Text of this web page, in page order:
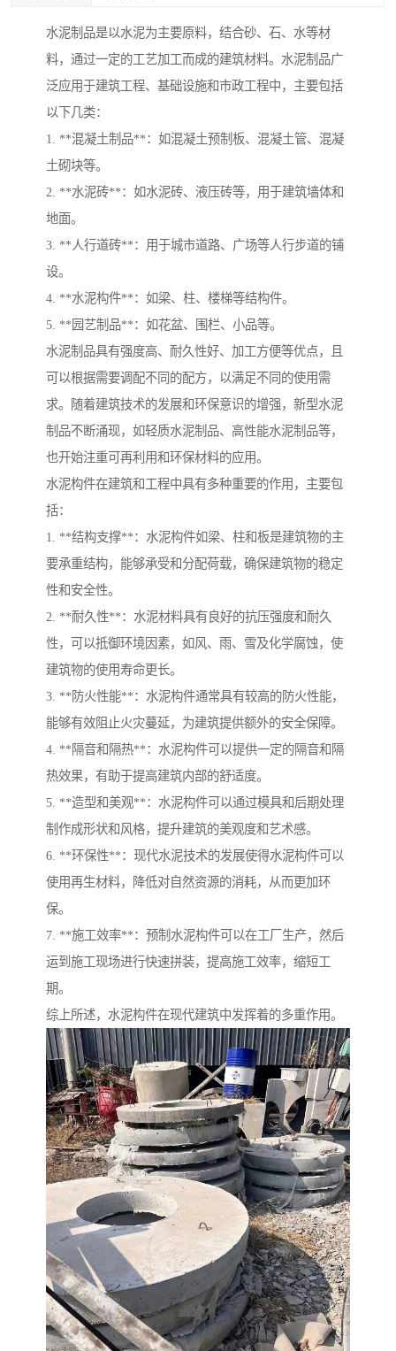
水泥制品是以水泥为主要原料，结合砂、石、水等材
料，通过一定的工艺加工而成的建筑材料。水泥制品广
泛应用于建筑工程、基础设施和市政工程中，主要包括
以下几类：
1. **混凝土制品**：如混凝土预制板、混凝土管、混凝
土砌块等。
2. **水泥砖**：如水泥砖、液压砖等，用于建筑墙体和
地面。
3. **人行道砖**：用于城市道路、广场等人行步道的铺
设。
4. **水泥构件**：如梁、柱、楼梯等结构件。
5. **园艺制品**：如花盆、围栏、小品等。
水泥制品具有强度高、耐久性好、加工方便等优点，且
可以根据需要调配不同的配方，以满足不同的使用需
求。随着建筑技术的发展和环保意识的增强，新型水泥
制品不断涌现，如轻质水泥制品、高性能水泥制品等，
也开始注重可再利用和环保材料的应用。
水泥构件在建筑和工程中具有多种重要的作用，主要包
括：
1. **结构支撑**：水泥构件如梁、柱和板是建筑物的主
要承重结构，能够承受和分配荷载，确保建筑物的稳定
性和安全性。
2. **耐久性**：水泥材料具有良好的抗压强度和耐久
性，可以抵御环境因素，如风、雨、雪及化学腐蚀，使
建筑物的使用寿命更长。
3. **防火性能**：水泥构件通常具有较高的防火性能，
能够有效阻止火灾蔓延，为建筑提供额外的安全保障。
4. **隔音和隔热**：水泥构件可以提供一定的隔音和隔
热效果，有助于提高建筑内部的舒适度。
5. **造型和美观**：水泥构件可以通过模具和后期处理
制作成形状和风格，提升建筑的美观度和艺术感。
6. **环保性**：现代水泥技术的发展使得水泥构件可以
使用再生材料，降低对自然资源的消耗，从而更加环
保。
7. **施工效率**：预制水泥构件可以在工厂生产，然后
运到施工现场进行快速拼装，提高施工效率，缩短工
期。
综上所述，水泥构件在现代建筑中发挥着的多重作用。